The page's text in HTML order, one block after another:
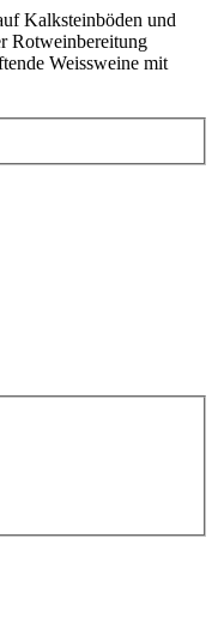
Kalksteinböden und
Rotweinbereitung
Weissweine mit